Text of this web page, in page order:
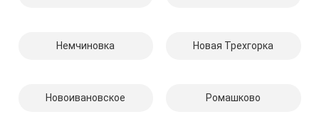
Немчиновка Новая Трехгорка
Новоивановское Ромашково